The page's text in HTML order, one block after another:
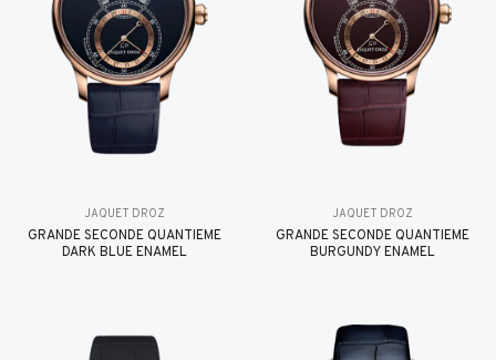
JAQUET DROZ
GRANDE SECONDE QUANTIÈME
DARK BLUE ENAMEL
JAQUET DROZ
GRANDE SECONDE QUANTIÈME
BURGUNDY ENAMEL